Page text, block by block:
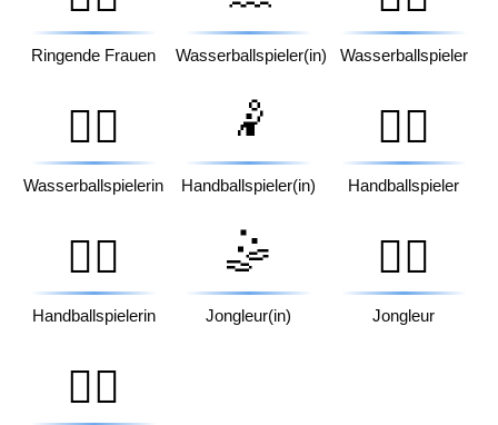
Ringende Frauen Wasserballspieler(in) Wasserballspieler
🤽‍♀️
Wasserballspielerin
🤾
Handballspieler(in)
🤾‍♂️
Handballspieler
🤾‍♀️
Handballspielerin
🤹
Jongleur(in)
🤹‍♂️
Jongleur
🤹‍♀️